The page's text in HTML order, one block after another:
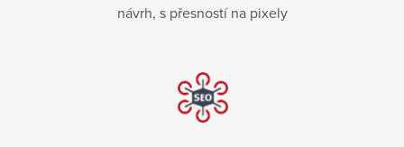
návrh, s přesností na pixely